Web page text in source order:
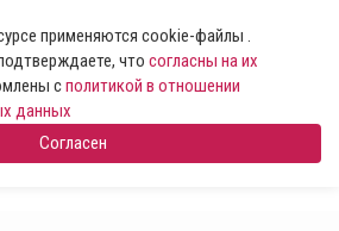
применяются cookie-файлы .
что согласны на их
сполитикой в отношении
данных
Согласен